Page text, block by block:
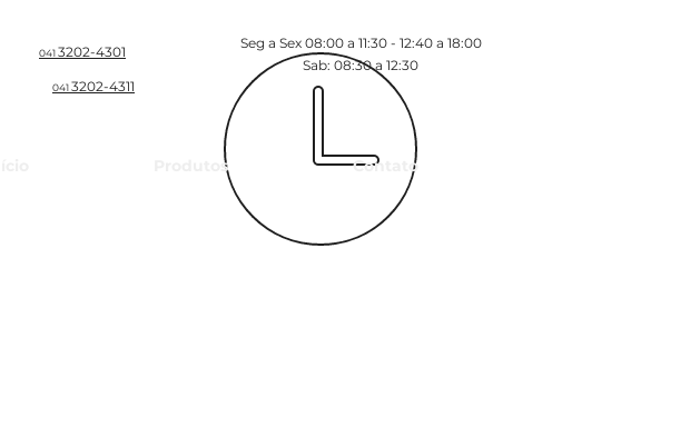
0413202-4301
0413202-4311
Seg a Sex 08:00 a 11:30 - 12:40 a 18:00
Sab: 08:30 a 12:30
Produtos Contato